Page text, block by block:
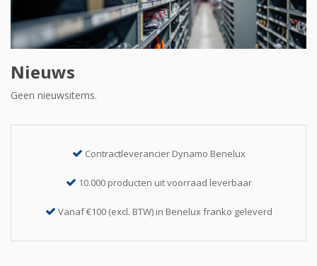
Nieuws
Geen nieuwsitems.
Contractleverancier Dynamo Benelux
10.000 producten uit voorraad leverbaar
Vanaf €100 (excl. BTW) in Benelux franko geleverd